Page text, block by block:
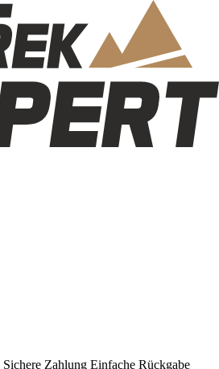
Sichere Zahlung Einfache Rückgabe